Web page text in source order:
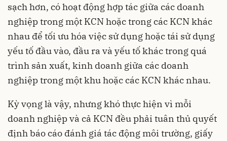
sạch hơn, có hoạt động hợp tác giữa các doanh
nghiệp trong một KCN hoặc trong các KCN khác
nhau để tối ưu hóa việc sử dụng hoặc tái sử dụng
yếu tố đầu vào, đầu ra và yếu tố khác trong quá
trình sản xuất, kinh doanh giữa các doanh
nghiệp trong một khu hoặc các KCN khác nhau.
Kỳ vọng là vậy, nhưng khó thực hiện vì mỗi
doanh nghiệp và cả KCN đều phải tuân thủ quyết
định báo cáo đánh giá tác động môi trường, giấy